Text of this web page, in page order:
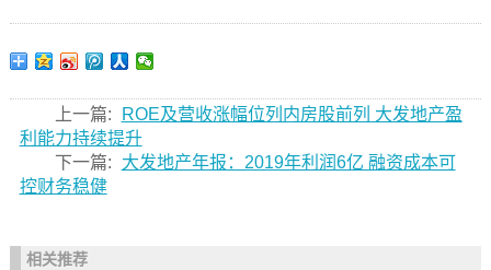
上一篇:
ROE及营收涨幅位列内房股前列 大发地产盈
利能力持续提升
下一篇:
​大发地产年报：2019年利润6亿 融资成本可
控财务稳健
相关推荐